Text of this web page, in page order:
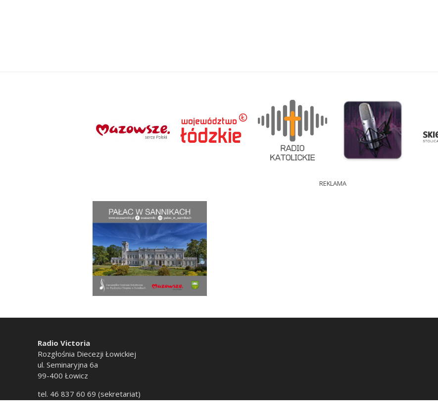
REKLAMA
Radio Victoria
Rozgłośnia Diecezji Łowickiej
ul. Seminaryjna 6a
99-400 Łowicz
tel. 46 837 60 69 (sekretariat)